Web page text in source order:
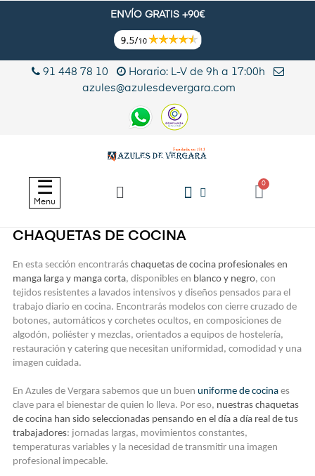
ENVÍO GRATIS +90€
91 448 78 10
Horario: L-V de 9h a 17:00h
azules@azulesdevergara.com
Navegación
de
palanca
☰
Menu
CHAQUETAS DE COCINA
En esta sección encontrarás chaquetas de cocina profesionales en
manga larga y manga corta, disponibles en blanco y negro, con
tejidos resistentes a lavados intensivos y diseños pensados para el
trabajo diario en cocina. Encontrarás modelos con cierre cruzado de
botones, automáticos y corchetes ocultos, en composiciones de
algodón, poliéster y mezclas, orientados a equipos de hostelería,
restauración y catering que necesitan uniformidad, comodidad y una
imagen cuidada.
En Azules de Vergara sabemos que un buen uniforme de cocina es
clave para el bienestar de quien lo lleva. Por eso, nuestras chaquetas
de cocina han sido seleccionadas pensando en el día a día real de tus
trabajadores: jornadas largas, movimientos constantes,
temperaturas variables y la necesidad de transmitir una imagen
profesional impecable.